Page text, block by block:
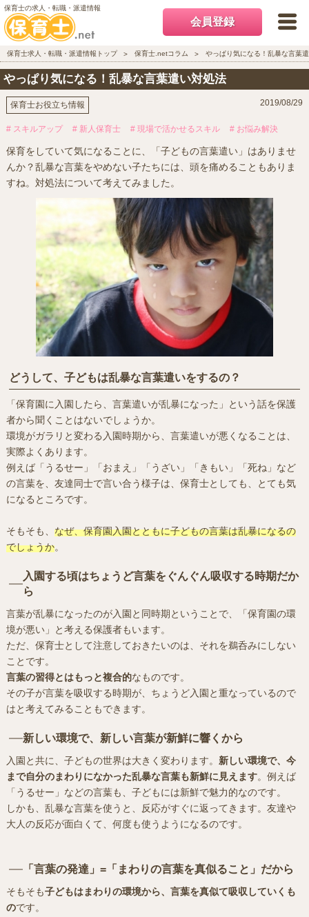
保育士の求人・転職・派遣情報
会員登録
保育士求人・転職・派遣情報トップ 保育士.netコラム やっぱり気になる！乱暴な言葉
やっぱり気になる！乱暴な言葉遣い対処法
保育士お役立ち情報 2019/08/29
# スキルアップ # 新人保育士 # 現場で活かせるスキル # お悩み解決
保育をしていて気になることに、「子どもの言葉遣い」はありませ
んか？乱暴な言葉をやめない子たちには、頭を痛めることもありま
すね。対処法について考えてみました。
どうして、子どもは乱暴な言葉遣いをするの？
「保育園に入園したら、言葉遣いが乱暴になった」という話を保護
者から聞くことはないでしょうか。
環境がガラリと変わる入園時期から、言葉遣いが悪くなることは、
実際よくあります。
例えば「うるせー」「おまえ」「うざい」「きもい」「死ね」など
の言葉を、友達同士で言い合う様子は、保育士としても、とても気
になるところです。
そもそも、 なぜ、保育園入園とともに子どもの言葉は乱暴になるの
でしょうか。
入園する頃はちょうど言葉をぐんぐん吸収する時期だか
ら
言葉が乱暴になったのが入園と同時期ということで、「保育園の環
境が悪い」と考える保護者もいます。
ただ、保育士として注意しておきたいのは、それを鵜呑みにしない
ことです。
言葉の習得とはもっと複合的なものです。
その子が言葉を吸収する時期が、ちょうど入園と重なっているので
はと考えてみることもできます。
新しい環境で、新しい言葉が新鮮に響くから
入園と共に、子どもの世界は大きく変わります。 新しい環境で、今
まで自分のまわりになかった乱暴な言葉も新鮮に見えます。例えば
「うるせー」などの言葉も、子どもには新鮮で魅力的なのです。
しかも、乱暴な言葉を使うと、反応がすぐに返ってきます。友達や
大人の反応が面白くて、何度も使うようになるのです。
「言葉の発達」=「まわりの言葉を真似ること」だから
そもそも子どもはまわりの環境から、言葉を真似て吸収していくも
のです。